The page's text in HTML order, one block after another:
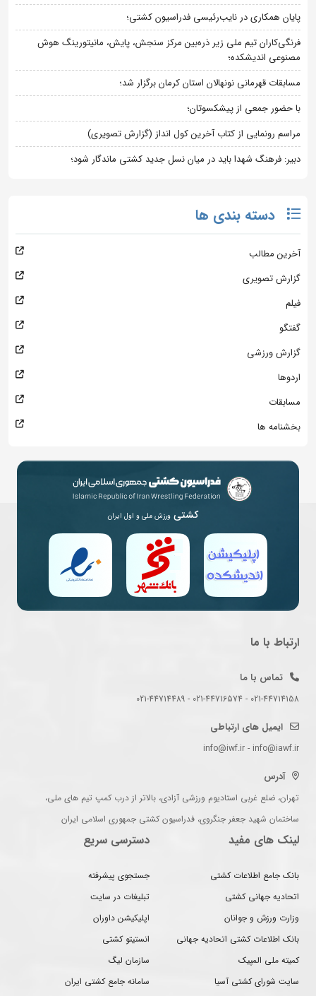
پایان همکاری در نایب‌رئیسی فدراسیون کشتی؛
فرنگی‌کاران تیم ملی زیر ذره‌بین مرکز سنجش، پایش، مانیتورینگ هوش
مصنوعی اندیشکده؛
مسابقات قهرمانی نونهالان استان کرمان برگزار شد؛
با حضور جمعی از پیشکسوتان؛
مراسم رونمایی از کتاب آخرین کول انداز (گزارش تصویری)
دبیر: فرهنگ شهدا باید در میان نسل جدید کشتی ماندگار شود؛
دسته بندی ها
آخرین مطالب
گزارش تصویری
فیلم
گفتگو
گزارش ورزشی
اردوها
مسابقات
بخشنامه ها
کشتی ورزش ملی و اول ایران
ارتباط با ما
تماس با ما
021-44714158 - 021-44716574 - 021-44714489
ایمیل های ارتباطی
info@iwf.ir - info@iawf.ir
آدرس
تهران، ضلع غربی استادیوم ورزشی آزادی، بالاتر از درب کمپ تیم های ملی،
ساختمان شهید جعفر جنگروی، فدراسیون کشتی جمهوری اسلامی ایران
لینک های مفید
بانک جامع اطلاعات کشتی
اتحادیه جهانی کشتی
وزارت ورزش و جوانان
بانک اطلاعات کشتی اتحادیه جهانی
کمیته ملی المپیک
سایت شورای کشتی آسیا
دسترسی سریع
جستجوی پیشرفته
تبلیغات در سایت
اپلیکیشن داوران
انستیتو کشتی
سازمان لیگ
سامانه جامع کشتی ایران